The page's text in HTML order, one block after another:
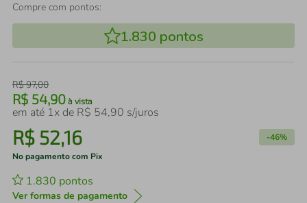
Compre com pontos:
1.830 pontos
R$97,00
R$ 54,90 à vista
em até 1x de R$ 54,90 s/juros
R$ 52,16 -46%
No pagamento com Pix
1.830 pontos
Ver formas de pagamento